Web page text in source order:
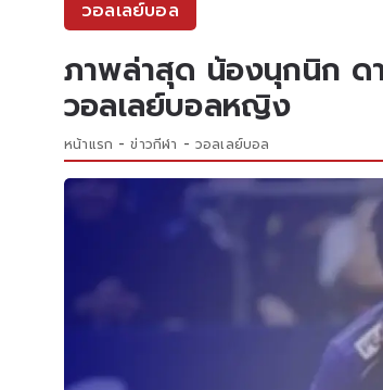
วอลเลย์บอล
ภาพล่าสุด น้องนุกนิก ด
วอลเลย์บอลหญิง
หน้าแรก ข่าวกีฬา วอลเลย์บอล